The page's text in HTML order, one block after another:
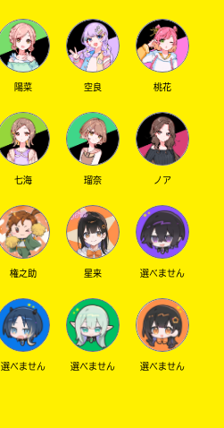
陽菜 空良 桃花
七海 瑠奈 ノア
権之助 星来 選べません
選べません 選べません 選べません